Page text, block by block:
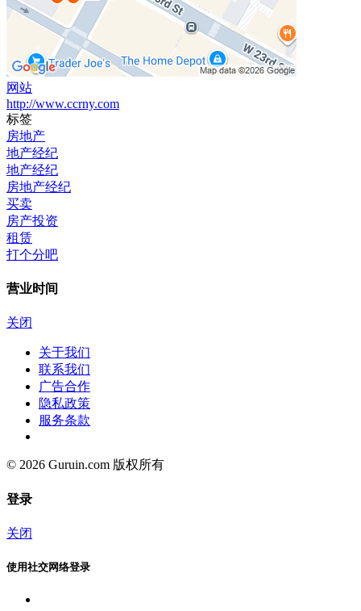
网站
http://www.ccrny.com
标签
房地产
地产经纪
地产经纪
房地产经纪
买卖
房产投资
租赁
打个分吧
营业时间
关闭
关于我们
联系我们
广告合作
隐私政策
服务条款
© 2026 Guruin.com 版权所有
登录
关闭
使用社交网络登录